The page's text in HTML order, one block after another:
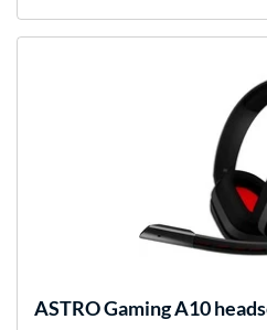
ASTRO GamingA10